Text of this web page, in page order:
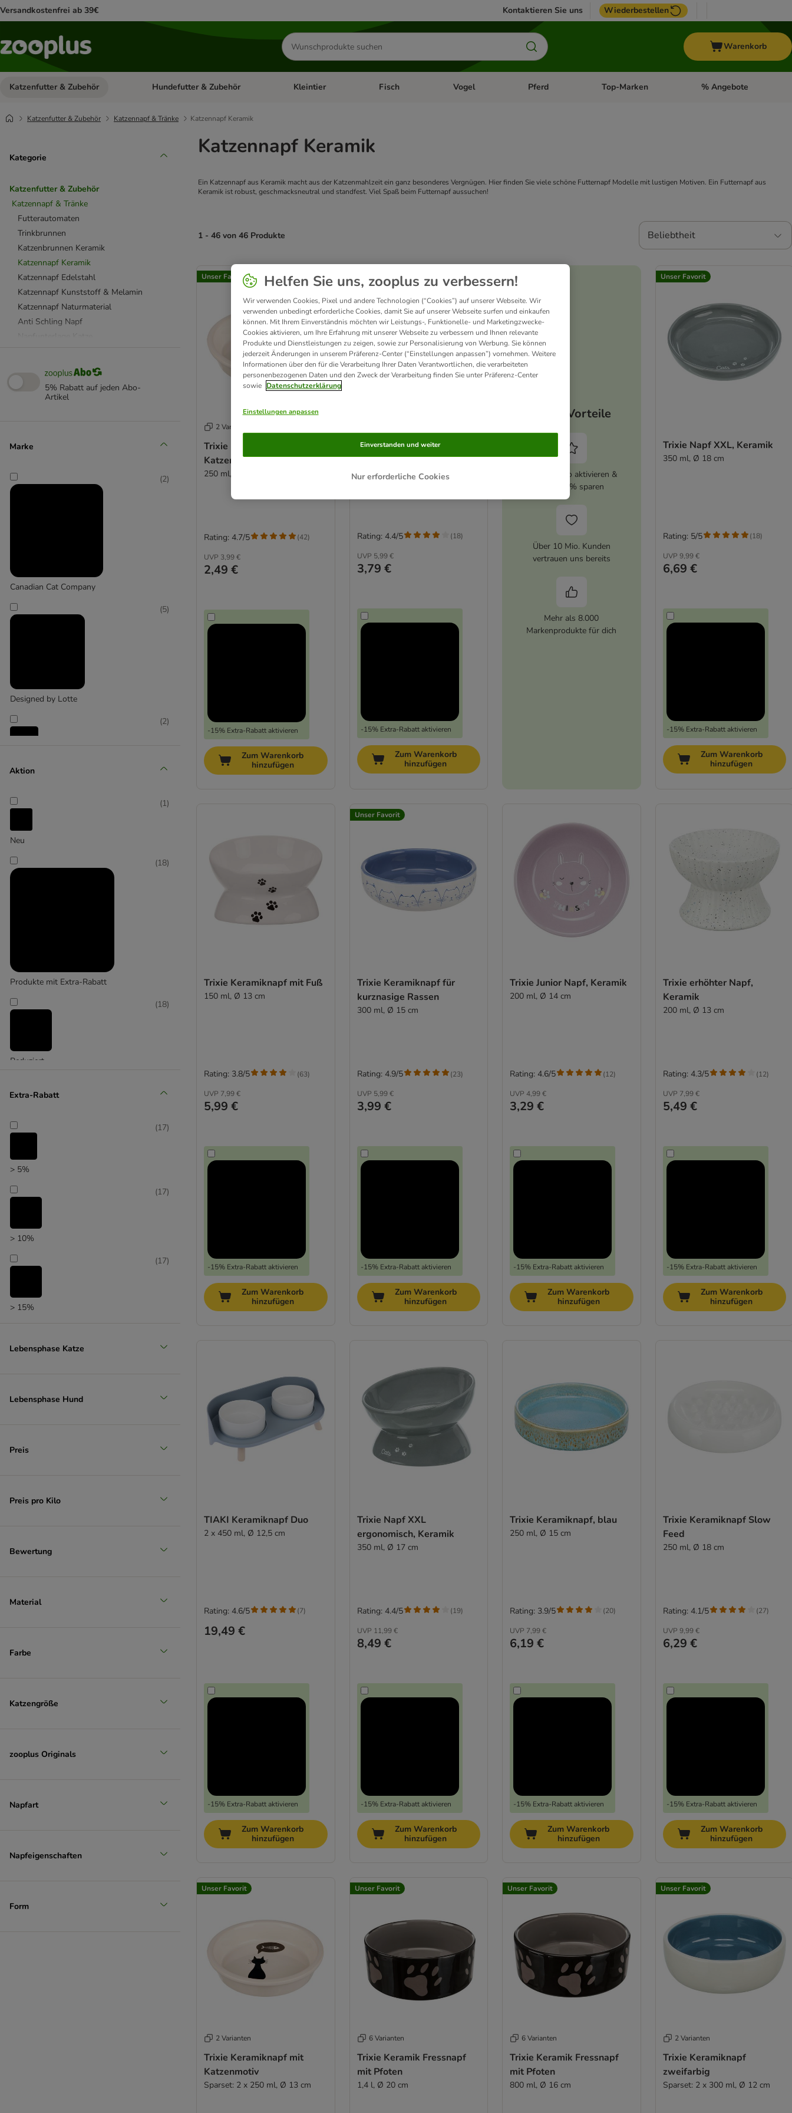
Versandkostenfrei ab 39€ Kontaktieren Sie uns Wiederbestellen
Produkte
suchen
Warenkorb
Katzenfutter & Zubehör Kategorie-Menü öffnen: Katzenfutter & Zubehör
Hundefutter & Zubehör Kategorie-Menü öffnen: Hundefutter & Zubehör
Kleintier Kategorie-Menü öffnen: Kleintier
Fisch Kategorie-Menü öffnen: Fisch
Vogel Kategorie-Menü öffnen: Vogel
Pferd Kategorie-Menü öffnen: Pferd
Top-Marken Kategorie-Menü öffnen:
% Angebote
Katzenfutter & Zubehör Katzennapf & Tränke Katzennapf Keramik
Kategorie
Katzenfutter & Zubehör
Katzennapf & Tränke
Futterautomaten
Trinkbrunnen
Katzenbrunnen Keramik
Katzennapf Keramik
Katzennapf Edelstahl
Katzennapf Kunststoff & Melamin
Katzennapf Naturmaterial
Anti Schling Napf
Katzenfutter Aufbewahrung
5% Rabatt auf jeden Abo-
Artikel
Marke
Canadian Cat Company
(2)
Designed by Lotte
(5)
(2)
TIAKI
Zoomtopia
Aktion
Neu
(1)
Produkte mit Extra-Rabatt
(18)
Reduziert
(18)
Unser Favorit
Extra-Rabatt
> 5%
(17)
> 10%
(17)
> 15%
(17)
Lebensphase Katze
Lebensphase Hund
Preis
Preis pro Kilo
Bewertung
Material
Farbe
Katzengröße
zooplus Originals
Napfart
Napfeigenschaften
Form
Katzennapf Keramik
Ein Katzennapf aus Keramik macht aus der Katzenmahlzeit ein ganz besonderes Vergnügen. Hier finden Sie viele schöne Futternapf Modelle mit lustigen Motiven. Ein Futternapf aus
Keramik ist robust, geschmacksneutral und standfest. Viel Spaß beim Futternapf aussuchen!
1 - 46 von 46 Produkte Beliebtheit
product items have been changed
Unser Favorit
2 Varianten
Trixie Keramiknapf mit
Katzenmotiv
250 ml, Ø 13 cm
UVP 3,99 €
2,49 €
-15% Extra-Rabatt aktivieren
Rating: 4.7/5 (42)
Zum Warenkorb
hinzufügen
Trixie Keramikteller Katze
für kurznasige Rassen
200 ml, Ø 15 cm
UVP 5,99 €
3,79 €
-15% Extra-Rabatt aktivieren
Rating: 4.4/5 (18)
Zum Warenkorb
hinzufügen
Deine Vorteile
zooplus Abo aktivieren &
immer 5% sparen
Über 10 Mio. Kunden
vertrauen uns bereits
Mehr als 8.000
Markenprodukte für dich
Unser Favorit
Trixie Napf XXL, Keramik
350 ml, Ø 18 cm
UVP 9,99 €
6,69 €
-15% Extra-Rabatt aktivieren
Rating: 5/5 (18)
Zum Warenkorb
hinzufügen
Trixie Keramiknapf mit Fuß
150 ml, Ø 13 cm
UVP 7,99 €
5,99 €
-15% Extra-Rabatt aktivieren
Rating: 3.8/5 (63)
Zum Warenkorb
hinzufügen
Unser Favorit
Trixie Keramiknapf für
kurznasige Rassen
300 ml, Ø 15 cm
UVP 5,99 €
3,99 €
-15% Extra-Rabatt aktivieren
Rating: 4.9/5 (23)
Zum Warenkorb
hinzufügen
Trixie Junior Napf, Keramik
200 ml, Ø 14 cm
UVP 4,99 €
3,29 €
-15% Extra-Rabatt aktivieren
Rating: 4.6/5 (12)
Zum Warenkorb
hinzufügen
Trixie erhöhter Napf,
Keramik
200 ml, Ø 13 cm
UVP 7,99 €
5,49 €
-15% Extra-Rabatt aktivieren
Rating: 4.3/5 (12)
Zum Warenkorb
hinzufügen
TIAKI Keramiknapf Duo
2 x 450 ml, Ø 12,5 cm
19,49 €
-15% Extra-Rabatt aktivieren
Rating: 4.6/5 (7)
Zum Warenkorb
hinzufügen
Trixie Napf XXL
ergonomisch, Keramik
350 ml, Ø 17 cm
UVP 11,99 €
8,49 €
-15% Extra-Rabatt aktivieren
Rating: 4.4/5 (19)
Zum Warenkorb
hinzufügen
Trixie Keramiknapf, blau
250 ml, Ø 15 cm
UVP 7,99 €
6,19 €
-15% Extra-Rabatt aktivieren
Rating: 3.9/5 (20)
Zum Warenkorb
hinzufügen
Trixie Keramiknapf Slow
Feed
250 ml, Ø 18 cm
UVP 9,99 €
6,29 €
-15% Extra-Rabatt aktivieren
Rating: 4.1/5 (27)
Zum Warenkorb
hinzufügen
Unser Favorit
2 Varianten
Trixie Keramiknapf mit
Katzenmotiv
Sparset: 2 x 250 ml, Ø 13 cm
Unser Favorit
6 Varianten
Trixie Keramik Fressnapf
mit Pfoten
1,4 l, Ø 20 cm
Unser Favorit
6 Varianten
Trixie Keramik Fressnapf
mit Pfoten
800 ml, Ø 16 cm
Unser Favorit
2 Varianten
Trixie Keramiknapf
zweifarbig
Sparset: 2 x 300 ml, Ø 12 cm
Helfen Sie uns, zooplus zu verbessern!
Wir verwenden Cookies, Pixel und andere Technologien (“Cookies”) auf unserer Webseite. Wir
verwenden unbedingt erforderliche Cookies, damit Sie auf unserer Webseite surfen und einkaufen
können. Mit Ihrem Einverständnis möchten wir Leistungs-, Funktionelle- und Marketingzwecke-
Cookies aktivieren, um Ihre Erfahrung mit unserer Webseite zu verbessern und Ihnen relevante
Produkte und Dienstleistungen zu zeigen, sowie zur Personalisierung von Werbung. Sie können
jederzeit Änderungen in unserem Präferenz-Center (“Einstellungen anpassen”) vornehmen. Weitere
Informationen über den für die Verarbeitung Ihrer Daten Verantwortlichen, die verarbeiteten
personenbezogenen Daten und den Zweck der Verarbeitung finden Sie unter Präferenz-Center
sowie Datenschutzerklärung
Einstellungen anpassen
Nur erforderliche Cookies
Einverstanden und weiter